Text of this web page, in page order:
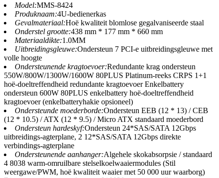
Model:MMS-8424
Produknaam:4U-bedienerkas
Gevalmateriaal:Hoë kwaliteit blomlose gegalvaniseerde staal
Onderstel grootte:438 mm * 177 mm * 660 mm
Materiaaldikte:1.0MM
Uitbreidingsgleuwe:Ondersteun 7 PCI-e uitbreidingsgleuwe met
volle hoogte
Ondersteunende kragtoevoer:Redundante krag ondersteun
550W/800W/1300W/1600W 80PLUS Platinum-reeks CRPS 1+1
hoë-doeltreffendheid redundante kragtoevoer Enkelbattery
ondersteun 600W 80PLUS enkelbattery hoë-doeltreffendheid
kragtoevoer (enkelbatteryhakie opsioneel)
Ondersteunde moederborde:Ondersteun EEB (12 * 13) / CEB
(12 * 10.5) / ATX (12 * 9.5) / Micro ATX standaard moederbord
Ondersteun hardeskyf:Ondersteun 24*SAS/SATA 12Gbps
uitbreidings-agterplane, 2 12*SAS/SATA 12Gbps direkte
verbindings-agterplane
Ondersteunende aanhanger:Algehele skokabsorpsie / standaard
4 8038 warm-omruilbare stelselkoelwaaiermodules (Stil
weergawe/PWM, hoë kwaliteit waaier met 50 000 uur waarborg)